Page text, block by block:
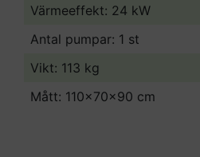
Värmeeffekt: 24 kW
Antal pumpar: 1 st
Vikt: 113 kg
Mått: 110x70x90 cm